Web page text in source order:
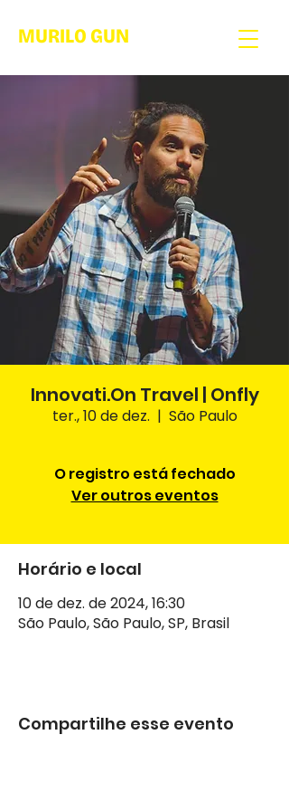
MURILO GUN
Innovati.On Travel | Onfly
ter., 10 de dez.
  |
São Paulo
O registro está fechado
Ver outros eventos
Horário e local
10 de dez. de 2024, 16:30
São Paulo, São Paulo, SP, Brasil
Compartilhe esse evento